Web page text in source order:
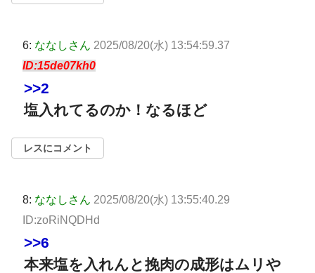
6: ななしさん 2025/08/20(水) 13:54:59.37
ID:15de07kh0
>>2
塩入れてるのか！なるほど
レスにコメント
8: ななしさん 2025/08/20(水) 13:55:40.29
ID:zoRiNQDHd
>>6
本来塩を入れんと挽肉の成形はムリや